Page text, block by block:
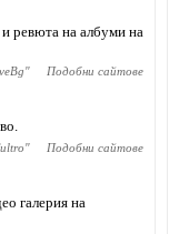
ревюта на албуми на
" Подобни сайтове
" Подобни сайтове
галерия на